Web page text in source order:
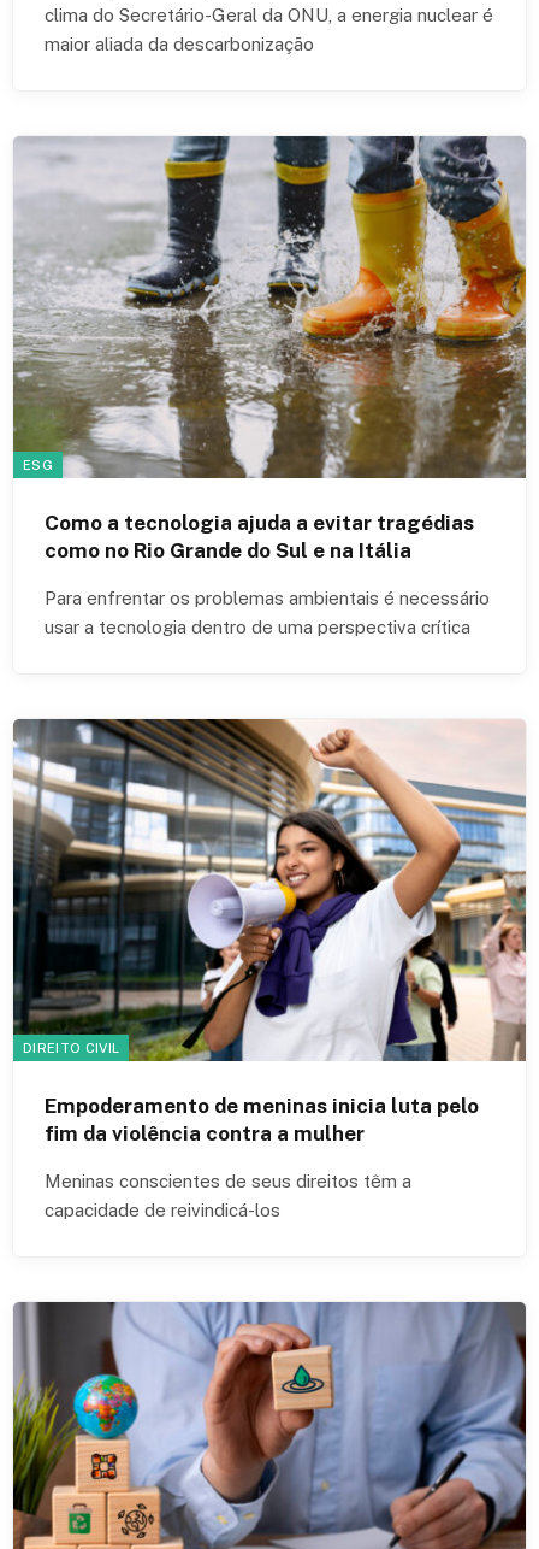
clima do Secretário-Geral da ONU, a energia nuclear é
maior aliada da descarbonização
ESG
Como a tecnologia ajuda a evitar tragédias
como no Rio Grande do Sul e na Itália
Para enfrentar os problemas ambientais é necessário
usar a tecnologia dentro de uma perspectiva crítica
DIREITO CIVIL
Empoderamento de meninas inicia luta pelo
fim da violência contra a mulher
Meninas conscientes de seus direitos têm a
capacidade de reivindicá-los